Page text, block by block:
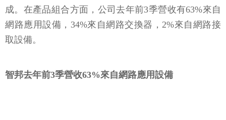
成。在產品組合方面，公司去年前3季營收有63%來自
網路應用設備，34%來自網路交換器，2%來自網路接
取設備。
智邦去年前3季營收63%來自網路應用設備